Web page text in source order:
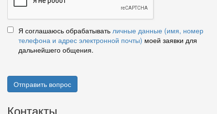
Я соглашаюсь обрабатывать личные данные (имя, номер
телефона и адрес электронной почты) моей заявки для
дальнейшего общения.
Отправить вопрос
Контакты